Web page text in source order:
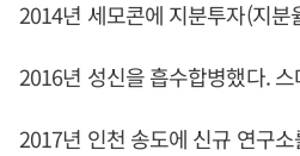
2014년 세모콘에 지분투자(지분
2016년 성신을 흡수합병했다.
2017년 인천 송도에 신규 연구